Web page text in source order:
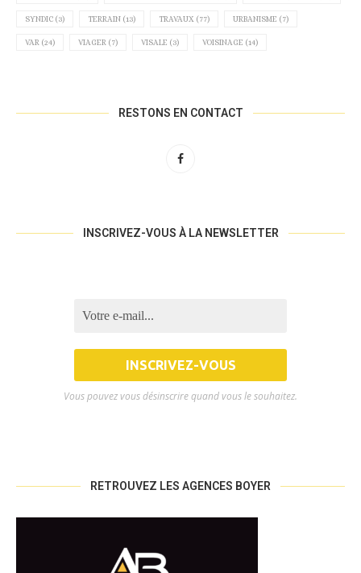
SYNDIC (3) TERRAIN (13) TRAVAUX (77) URBANISME (7)
VAR (24) VIAGER (7) VISALE (3) VOISINAGE (14)
RESTONS EN CONTACT
INSCRIVEZ-VOUS À LA NEWSLETTER
Vous pouvez vous désinscrire quand vous le souhaitez.
RETROUVEZ LES AGENCES BOYER